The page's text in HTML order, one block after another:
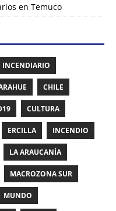
en Temuco
INCENDIARIO
CHILE
CULTURA
ERCILLA INCENDIO
LA ARAUCANÍA
MACROZONA SUR
MUNDO